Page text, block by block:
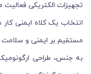
تجهیزات الکتریکی
انتخاب یک کلاه ایمنی کار
مستقیم بر ایمنی و سلامت
به جنس، طراحی